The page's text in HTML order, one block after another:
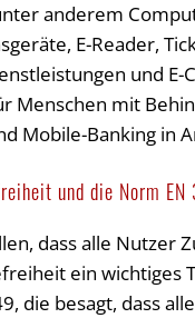
anderem
E-Reader,
und
Menschen mit
Mobile-Banking in
und die Norm
dass alle Nutzer
ein wichtiges
die besagt, dass